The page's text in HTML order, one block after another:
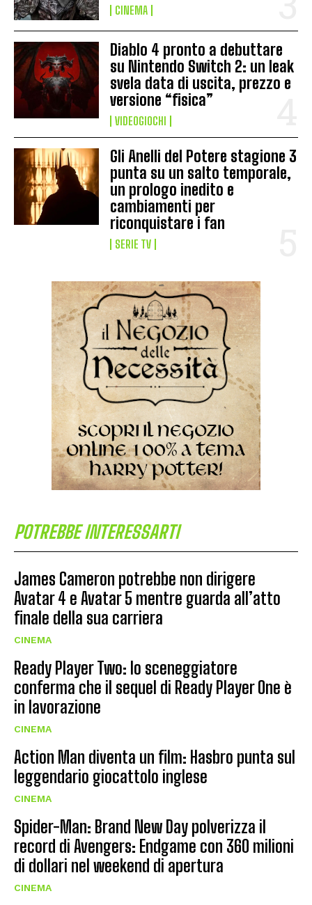
CINEMA
Diablo 4 pronto a debuttare
su Nintendo Switch 2: un leak
svela data di uscita, prezzo e
versione “fisica”
VIDEOGIOCHI
Gli Anelli del Potere stagione 3
punta su un salto temporale,
un prologo inedito e
cambiamenti per
riconquistare i fan
SERIE TV
POTREBBE INTERESSARTI
James Cameron potrebbe non dirigere
Avatar 4 e Avatar 5 mentre guarda all’atto
finale della sua carriera
CINEMA
Ready Player Two: lo sceneggiatore
conferma che il sequel di Ready Player One è
in lavorazione
CINEMA
Action Man diventa un film: Hasbro punta sul
leggendario giocattolo inglese
CINEMA
Spider-Man: Brand New Day polverizza il
record di Avengers: Endgame con 360 milioni
di dollari nel weekend di apertura
CINEMA